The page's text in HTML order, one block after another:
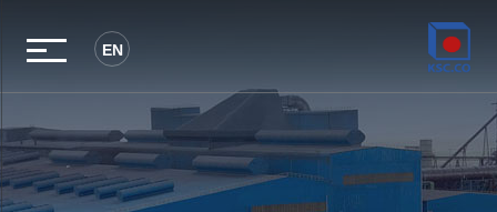
EN